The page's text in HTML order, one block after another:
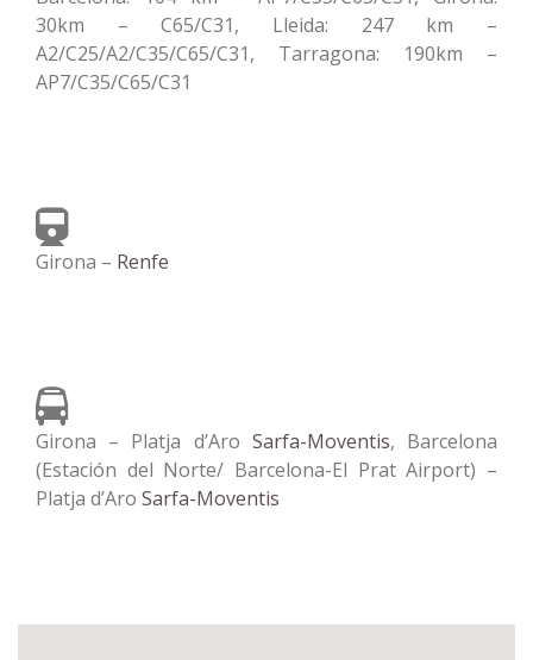
30km – C65/C31, Lleida: 247 km –
A2/C25/A2/C35/C65/C31, Tarragona: 190km –
AP7/C35/C65/C31
Girona – Renfe
Girona – Platja d’Aro Sarfa-Moventis, Barcelona
(Estación del Norte/ Barcelona-El Prat Airport) –
Platja d’Aro Sarfa-Moventis